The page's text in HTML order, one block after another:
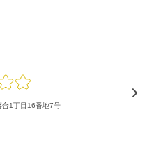
合1丁目16番地7号